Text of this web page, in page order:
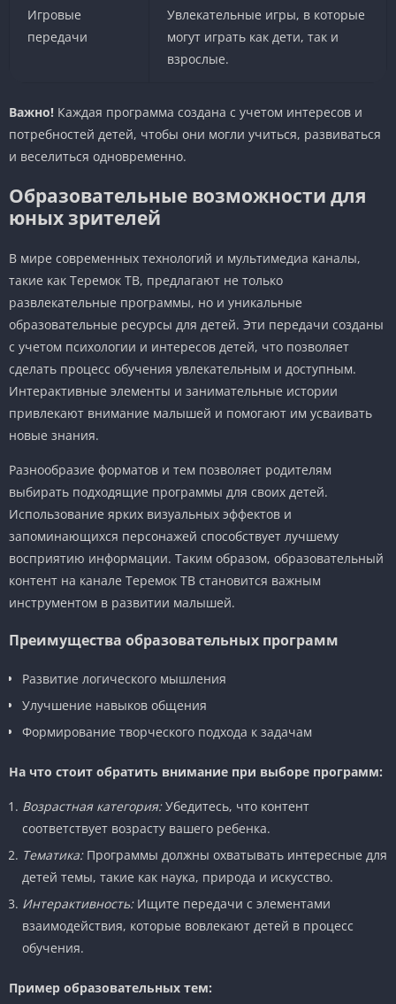
Игровые
передачи
Увлекательные игры, в которые
могут играть как дети, так и
взрослые.
Важно! Каждая программа создана с учетом интересов и
потребностей детей, чтобы они могли учиться, развиваться
и веселиться одновременно.
Образовательные возможности для
юных зрителей
В мире современных технологий и мультимедиа каналы,
такие как Теремок ТВ, предлагают не только
развлекательные программы, но и уникальные
образовательные ресурсы для детей. Эти передачи созданы
с учетом психологии и интересов детей, что позволяет
сделать процесс обучения увлекательным и доступным.
Интерактивные элементы и занимательные истории
привлекают внимание малышей и помогают им усваивать
новые знания.
Разнообразие форматов и тем позволяет родителям
выбирать подходящие программы для своих детей.
Использование ярких визуальных эффектов и
запоминающихся персонажей способствует лучшему
восприятию информации. Таким образом, образовательный
контент на канале Теремок ТВ становится важным
инструментом в развитии малышей.
Преимущества образовательных программ
Развитие логического мышления
Улучшение навыков общения
Формирование творческого подхода к задачам
На что стоит обратить внимание при выборе программ:
Возрастная категория:Убедитесь, что контент
соответствует возрасту вашего ребенка.
Тематика:Программы должны охватывать интересные для
детей темы, такие как наука, природа и искусство.
Интерактивность:Ищите передачи с элементами
взаимодействия, которые вовлекают детей в процесс
обучения.
Пример образовательных тем: